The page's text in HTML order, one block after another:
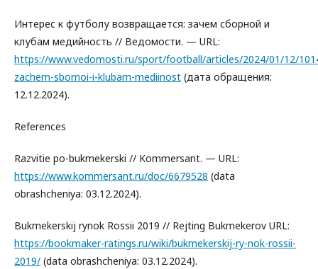
Интерес к футболу возвращается: зачем сборной и
клубам медийность // Ведомости. — URL:
https://www.vedomosti.ru/sport/football/articles/2024/01/12/
zachem-sbornoi-i-klubam-mediinost (дата обращения:
12.12.2024).
References
Razvitie po-bukmekerski // Kommersant. — URL:
https://www.kommersant.ru/doc/6679528 (data
obrashcheniya: 03.12.2024).
Bukmekerskij rynok Rossii 2019 // Rejting Bukmekerov URL:
https://bookmaker-ratings.ru/wiki/bukmekerskij-ry-nok-rossii-
2019/ (data obrashcheniya: 03.12.2024).